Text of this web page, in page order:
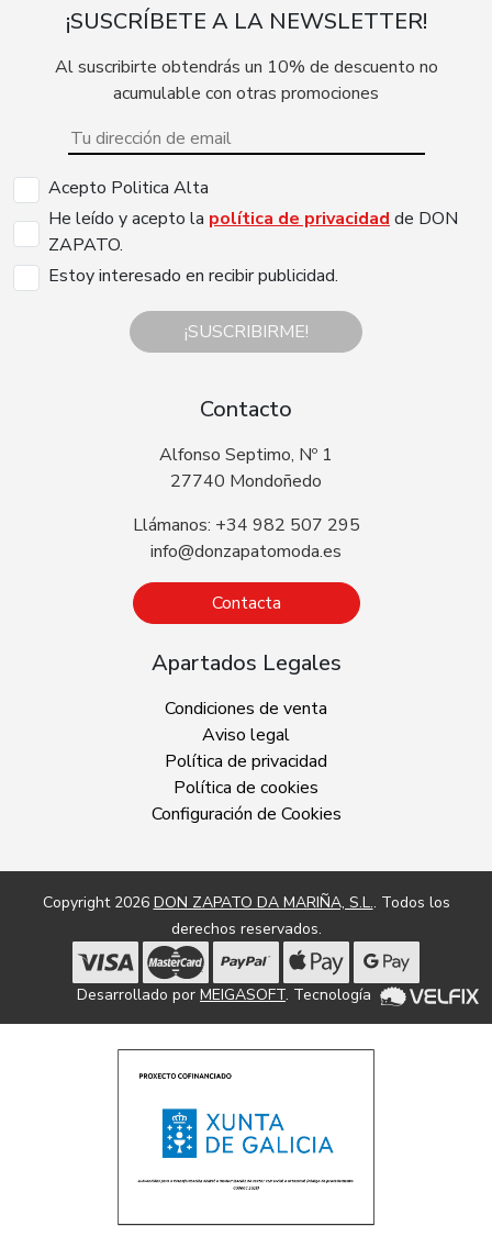
¡SUSCRÍBETE A LA NEWSLETTER!
Al suscribirte obtendrás un 10% de descuento no
acumulable con otras promociones
Acepto Politica Alta
He leído y acepto la política de privacidad de DON
ZAPATO.
Estoy interesado en recibir publicidad.
¡SUSCRIBIRME!
Contacto
Alfonso Septimo, Nº 1
27740 Mondoñedo
Llámanos: +34 982 507 295
info@donzapatomoda.es
Contacta
Apartados Legales
Condiciones de venta
Aviso legal
Política de privacidad
Política de cookies
Configuración de Cookies
Copyright 2026 DON ZAPATO DA MARIÑA, S.L.. Todos los
derechos reservados.
Desarrollado por MEIGASOFT. Tecnología